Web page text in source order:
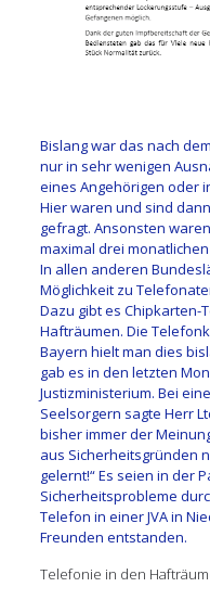
Bislang war das nach
nur in sehr wenigen
eines Angehörigen oder
Hier waren und sind
gefragt. Ansonsten
maximal drei
In allen anderen
Möglichkeit zu
Dazu gibt es Chipkarten-
Hafträumen. Die
Bayern hielt man dies
gab es in den letzten
Justizministerium. Bei
Seelsorgern sagte Herr
bisher immer der
aus Sicherheitsgründen
gelernt!“ Es seien in der
Sicherheitsprobleme
Telefon in einer JVA in
Freunden entstanden.
Telefonie in den